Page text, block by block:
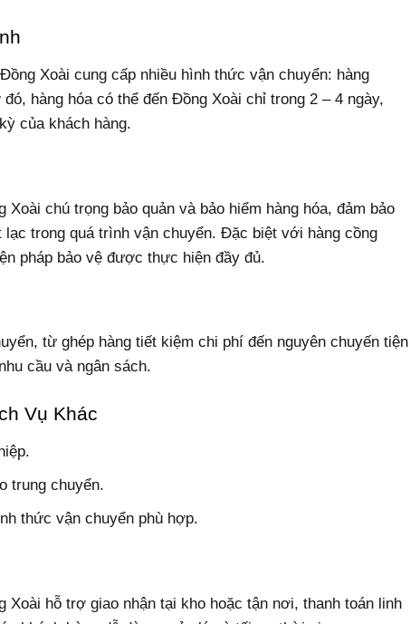
Xoài cung cấp nhiều hình thức vận chuyển: hàng
hàng hóa có thể đến Đồng Xoài chỉ trong 2 – 4 ngày,
của khách hàng.
chú trọng bảo quản và bảo hiểm hàng hóa, đảm bảo
lạc trong quá trình vận chuyển. Đặc biệt với hàng cồng
pháp bảo vệ được thực hiện đầy đủ.
từ ghép hàng tiết kiệm chi phí đến nguyên chuyến tiện
cầu và ngân sách.
Vụ Khác
trung chuyển.
thức vận chuyển phù hợp.
Xoài hỗ trợ giao nhận tại kho hoặc tận nơi, thanh toán linh